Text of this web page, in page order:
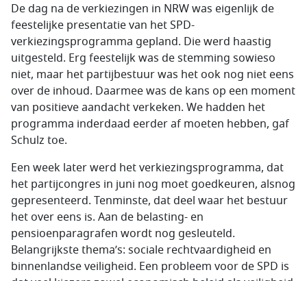
De dag na de verkiezingen in NRW was eigenlijk de
feestelijke presentatie van het SPD-
verkiezingsprogramma gepland. Die werd haastig
uitgesteld. Erg feestelijk was de stemming sowieso
niet, maar het partijbestuur was het ook nog niet eens
over de inhoud. Daarmee was de kans op een moment
van positieve aandacht verkeken. We hadden het
programma inderdaad eerder af moeten hebben, gaf
Schulz toe.
Een week later werd het verkiezingsprogramma, dat
het partijcongres in juni nog moet goedkeuren, alsnog
gepresenteerd. Tenminste, dat deel waar het bestuur
het over eens is. Aan de belasting- en
pensioenparagrafen wordt nog gesleuteld.
Belangrijkste thema’s: sociale rechtvaardigheid en
binnenlandse veiligheid. Een probleem voor de SPD is